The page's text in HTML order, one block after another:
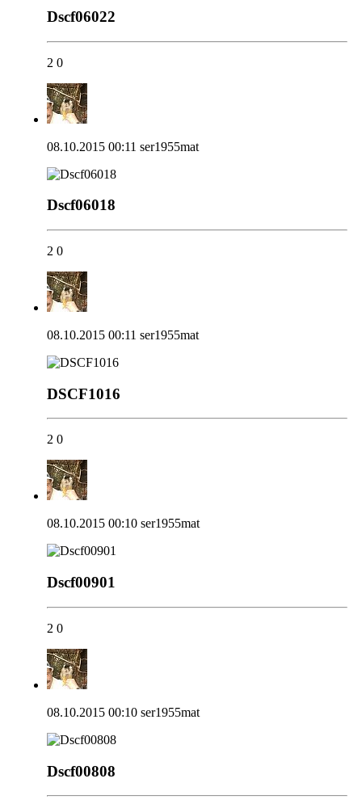
Dscf06022
2 0
08.10.2015 00:11 ser1955mat
Dscf06018
2 0
08.10.2015 00:11 ser1955mat
DSCF1016
2 0
08.10.2015 00:10 ser1955mat
Dscf00901
2 0
08.10.2015 00:10 ser1955mat
Dscf00808